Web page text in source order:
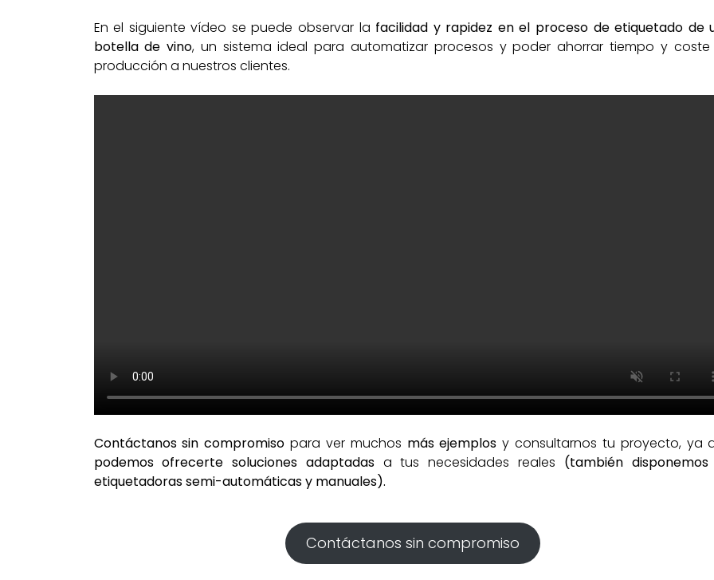
En el siguiente vídeo se puede observar la facilidad y rapidez en el proceso deetiquetado de
botella de vino, un sistema ideal para automatizar procesos y poder ahorrar tiempo y coste
producción a nuestros clientes.
Contáctanos sin compromiso para ver muchos más ejemplos y consultarnos tu proyecto, ya
podemos ofrecerte soluciones adaptadasa tus necesidades reales (también
etiquetadoras semi-automáticas y manuales).
Contáctanos sin compromiso